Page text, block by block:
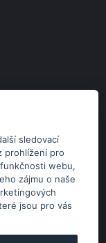
sledovací
prohlížení pro
webu,
zájmu o naše
jsou pro vás